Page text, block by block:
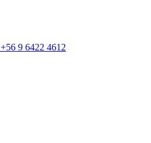
+56 9 6422 4612